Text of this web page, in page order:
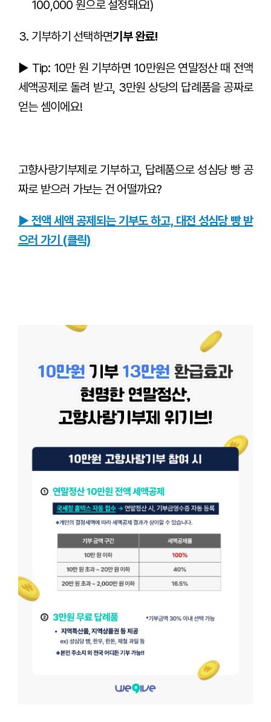
100,000 원으로 설정돼요!)
기부하기 선택하면기부 완료!
▶︎ Tip: 10만 원 기부하면 10만원은 연말정산 때 전액
세액공제로 돌려 받고, 3만원 상당의 답례품을 공짜로
얻는 셈이에요!
고향사랑기부제로 기부하고, 답례품으로 성심당 빵 공
짜로 받으러 가보는 건 어떨까요?
▶ 전액 세액 공제되는 기부도 하고, 대전 성심당 빵 받
으러 가기 (클릭)